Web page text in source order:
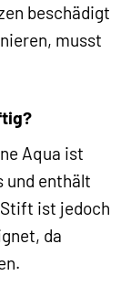
beschädigt
musst
Aqua ist
und enthält
ist jedoch
da